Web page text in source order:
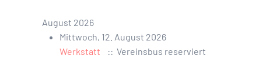
August 2026
Mittwoch, 12. August 2026
Werkstatt
:: Vereinsbus reserviert